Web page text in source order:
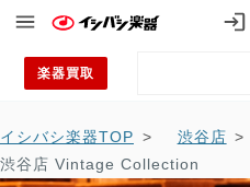
楽器買取
イシバシ楽器TOP
渋谷店
渋谷店 Vintage Collection
ログイン / 会員登録
カテゴリから探す
エレキギター